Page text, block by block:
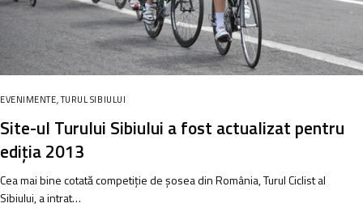
EVENIMENTE,TURUL SIBIULUI
Site-ul Turului Sibiului a fost actualizat pentru
ediția 2013
Cea mai bine cotată competiție de șosea din România, Turul Ciclist al
Sibiului, a intrat…